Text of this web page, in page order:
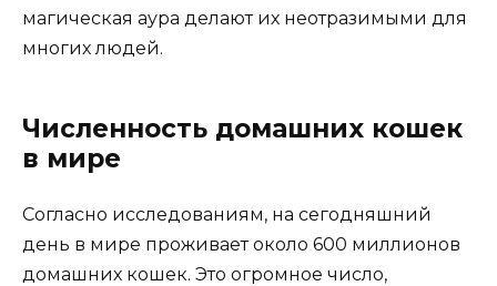
магическая аура делают их неотразимыми для
многих людей.
Численность домашних кошек
в мире
Согласно исследованиям, на сегодняшний
день в мире проживает около 600 миллионов
домашних кошек. Это огромное число,